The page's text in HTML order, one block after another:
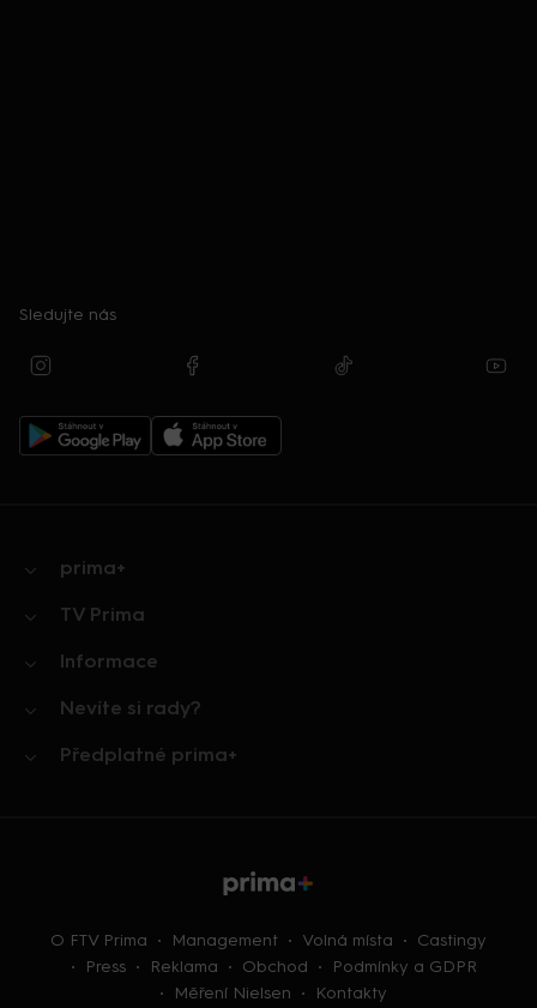
Sledujte nás
prima+
TV Prima
Informace
Nevíte si rady?
Předplatné prima+
O FTV Prima Management Volná místa
Castingy
Press
Reklama Obchod
Podmínky a GDPR
Měření Nielsen
Kontakty